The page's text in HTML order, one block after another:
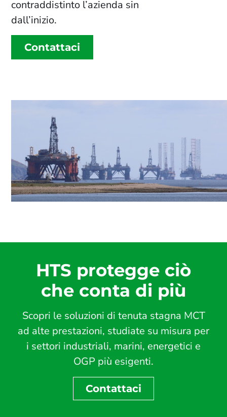
contraddistinto l’azienda sin
dall’inizio.
Contattaci
HTS protegge ciò
che conta di più
Scopri le soluzioni di tenuta stagna MCT
ad alte prestazioni, studiate su misura per
i settori industriali, marini, energetici e
OGP più esigenti.
Contattaci